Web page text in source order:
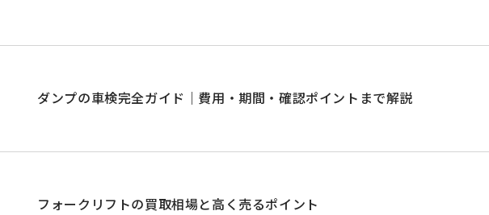
ダンプの車検完全ガイド｜費用・期間・確認ポイントまで解説
フォークリフトの買取相場と高く売るポイント